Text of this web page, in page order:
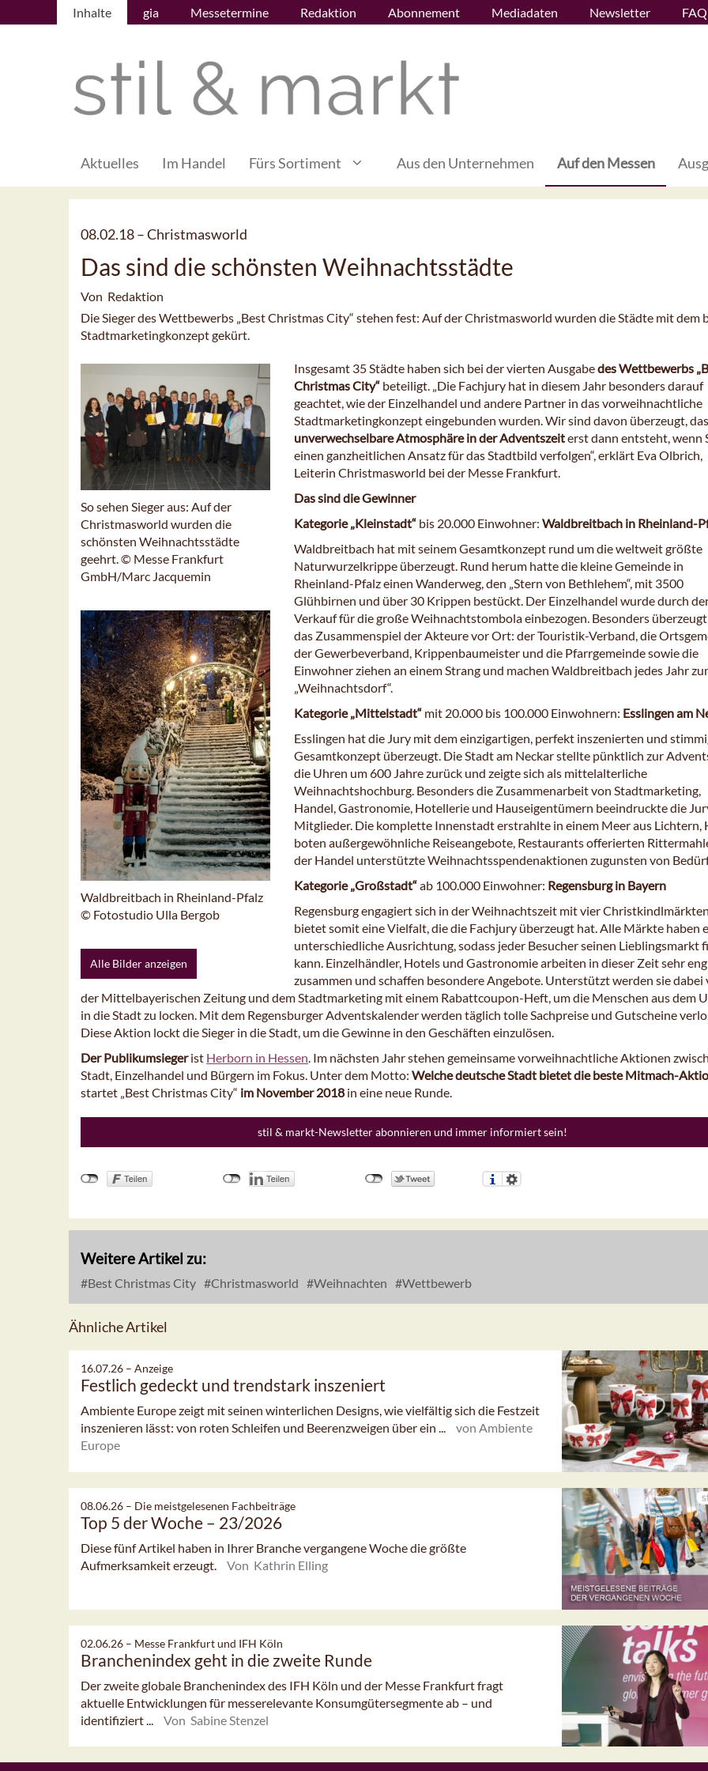
Inhalte gia Messetermine Redaktion Abonnement Mediadaten Newsletter FAQ
Aktuelles Im Handel Fürs Sortiment Aus den Unternehmen Auf den Messen
08.02.18 –Christmasworld
Das sind die schönsten Weihnachtsstädte
Von Redaktion
Die Sieger des Wettbewerbs „Best Christmas City“ stehen fest: Auf der Christmasworld wurden die Städte mit dem
Stadtmarketingkonzept gekürt.
So sehen Sieger aus: Auf der
Christmasworld wurden die
schönsten Weihnachtsstädte
geehrt. © Messe Frankfurt
GmbH/Marc Jacquemin
Waldbreitbach in Rheinland-Pfalz
© Fotostudio Ulla Bergob
Alle Bilder anzeigen
Insgesamt 35 Städte haben sich bei der vierten Ausgabedes Wettbewerbs
Christmas City“ beteiligt. „Die Fachjury hat in diesem Jahr besonders darauf
geachtet, wie der Einzelhandel und andere Partner in das vorweihnachtliche
Stadtmarketingkonzept eingebunden wurden. Wir sind davon überzeugt,
unverwechselbare Atmosphäre in der Adventszeiterst dann entsteht, wenn
einen ganzheitlichen Ansatz für das Stadtbild verfolgen“, erklärt Eva Olbrich,
Leiterin Christmasworld bei der Messe Frankfurt.
Das sind die Gewinner
Kategorie „Kleinstadt“ bis 20.000 Einwohner: Waldbreitbach in Rheinland-
Waldbreitbach hat mit seinem Gesamtkonzept rund um die weltweit größte
Naturwurzelkrippe überzeugt. Rund herum hatte die kleine Gemeinde in
Rheinland-Pfalz einen Wanderweg, den „Stern von Bethlehem“, mit 3500
Glühbirnen und über 30 Krippen bestückt. Der Einzelhandel wurde durch
Verkauf für die große Weihnachtstombola einbezogen. Besonders
das Zusammenspiel der Akteure vor Ort: der Touristik-Verband, die
der Gewerbeverband, Krippenbaumeister und die Pfarrgemeinde sowie die
Einwohner ziehen an einem Strang und machen Waldbreitbach jedes Jahr
„Weihnachtsdorf“.
Kategorie „Mittelstadt“ mit 20.000 bis 100.000 Einwohnern: Esslingen am
Esslingen hat die Jury mit dem einzigartigen, perfekt inszenierten und
Gesamtkonzept überzeugt. Die Stadt am Neckar stellte pünktlich zur
die Uhren um 600 Jahre zurück und zeigte sich als mittelalterliche
Weihnachtshochburg. Besonders die Zusammenarbeit von Stadtmarketing,
Handel, Gastronomie, Hotellerie und Hauseigentümern beeindruckte die
Mitglieder. Die komplette Innenstadt erstrahlte in einem Meer aus Lichtern,
boten außergewöhnliche Reiseangebote, Restaurants offerierten
der Handel unterstützte Weihnachtsspendenaktionen zugunsten von
Kategorie „Großstadt“ab 100.000 Einwohner: Regensburg in Bayern
Regensburg engagiert sich in der Weihnachtszeit mit vier
bietet somit eine Vielfalt, die die Fachjury überzeugt hat. Alle Märkte haben
unterschiedliche Ausrichtung, sodass jeder Besucher seinen Lieblingsmarkt
kann. Einzelhändler, Hotels und Gastronomie arbeiten in dieser Zeit sehr eng
zusammen und schaffen besondere Angebote. Unterstützt werden sie dabei
der Mittelbayerischen Zeitung und dem Stadtmarketing mit einem Rabattcoupon-Heft, um die Menschen aus dem
in die Stadt zu locken. Mit dem Regensburger Adventskalender werden täglich tolle Sachpreise und Gutscheine
Diese Aktion lockt die Sieger in die Stadt, um die Gewinne in den Geschäften einzulösen.
Der Publikumsiegerist Herborn in Hessen. Im nächsten Jahr stehen gemeinsame vorweihnachtliche Aktionen
Stadt, Einzelhandel und Bürgern im Fokus. Unter dem Motto: Welche deutsche Stadt bietet die beste Mitmach-
startet „Best Christmas City“ im November 2018in eine neue Runde.
stil & markt-Newsletter abonnieren und immer informiert sein!
Weitere Artikel zu:
Best Christmas City Christmasworld Weihnachten Wettbewerb
Ähnliche Artikel
16.07.26 – Anzeige
Festlich gedeckt und trendstark inszeniert
Ambiente Europe zeigt mit seinen winterlichen Designs, wie vielfältig sich die Festzeit
inszenieren lässt: von roten Schleifen und Beerenzweigen über ein ...
von Ambiente
Europe
08.06.26 – Die meistgelesenen Fachbeiträge
Top 5 der Woche – 23/2026
Diese fünf Artikel haben in Ihrer Branche vergangene Woche die größte
Aufmerksamkeit erzeugt.
Von Kathrin Elling
02.06.26 – Messe Frankfurt und IFH Köln
Branchenindex geht in die zweite Runde
Der zweite globale Branchenindex des IFH Köln und der Messe Frankfurt fragt
aktuelle Entwicklungen für messerelevante Konsumgütersegmente ab – und
identifiziert ...
Von Sabine Stenzel